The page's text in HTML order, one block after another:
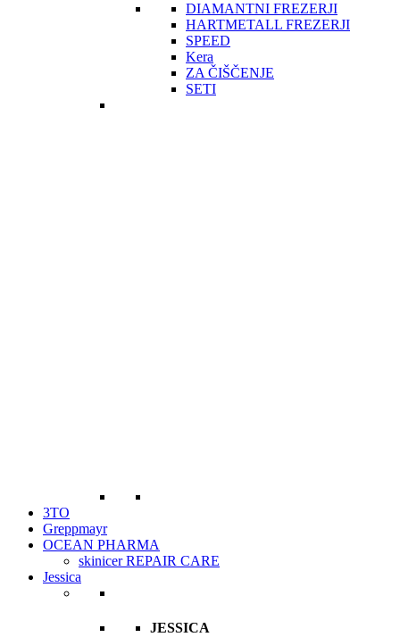
DIAMANTNI FREZERJI
HARTMETALL FREZERJI
SPEED
Kera
ZA ČIŠČENJE
SETI
3TO
Greppmayr
OCEAN PHARMA
skinicer REPAIR CARE
Jessica
JESSICA